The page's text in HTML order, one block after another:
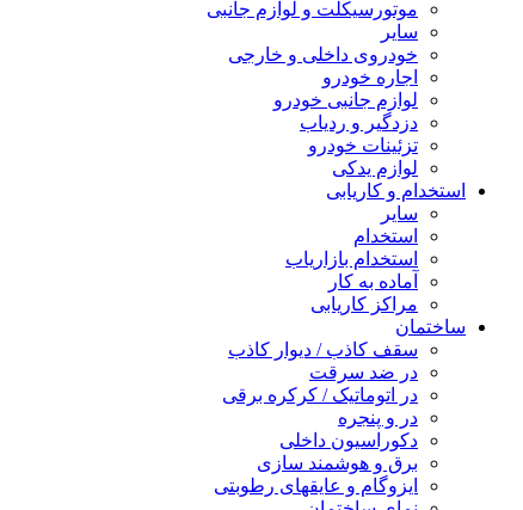
موتورسیکلت و لوازم جانبی
سایر
خودروی داخلی و خارجی
اجاره خودرو
لوازم جانبی خودرو
دزدگیر و ردیاب
تزئینات خودرو
لوازم یدکی
استخدام و کاریابی
سایر
استخدام
استخدام بازاریاب
آماده به کار
مراکز کاریابی
ساختمان
سقف کاذب / دیوار کاذب
در ضد سرقت
در اتوماتیک / کرکره برقی
در و پنجره
دکوراسیون داخلی
برق و هوشمند سازی
ایزوگام و عایقهای رطوبتی